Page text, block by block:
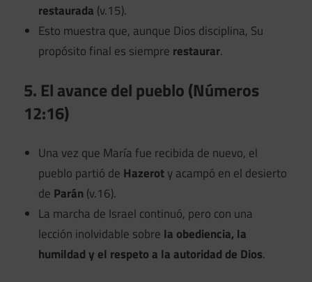
restaurada (v.15).
Esto muestra que, aunque Dios disciplina, Su
propósito final es siempre restaurar.
5. El avance del pueblo (Números
12:16)
Una vez que María fue recibida de nuevo, el
pueblo partió de Hazeroty acampó en el desierto
de Parán(v.16).
La marcha de Israel continuó, pero con una
lección inolvidable sobre la obediencia, la
humildad y el respeto a la autoridad de Dios.